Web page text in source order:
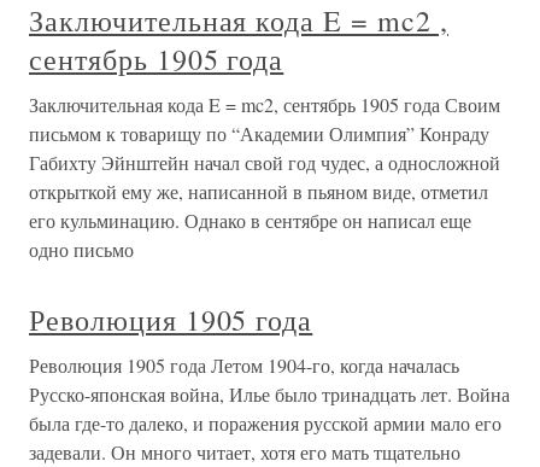
Заключительная кода E = mc2 ,
сентябрь 1905 года
Заключительная кода E = mc2, сентябрь 1905 года Своим
письмом к товарищу по “Академии Олимпия” Конраду
Габихту Эйнштейн начал свой год чудес, а односложной
открыткой ему же, написанной в пьяном виде, отметил
его кульминацию. Однако в сентябре он написал еще
одно письмо
Революция 1905 года
Революция 1905 года Летом 1904-го, когда началась
Русско-японская война, Илье было тринадцать лет. Война
была где-то далеко, и поражения русской армии мало его
задевали. Он много читает, хотя его мать тщательно